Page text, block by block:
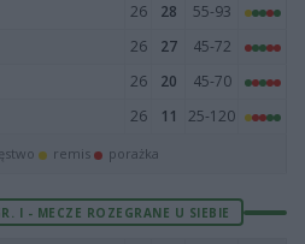
26 28
55-93
26 27
45-72
26 20
45-70
26 11 25-120
remis porażka
I - MECZE ROZEGRANE U SIEBIE